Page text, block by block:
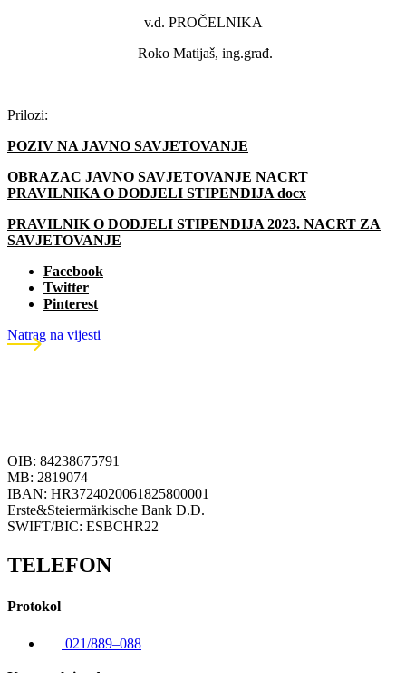
v.d. PROČELNIKA
Roko Matijaš, ing.građ.
Prilozi:
POZIV NA JAVNO SAVJETOVANJE
OBRAZAC JAVNO SAVJETOVANJE NACRT
PRAVILNIKA O DODJELI STIPENDIJA docx
PRAVILNIK O DODJELI STIPENDIJA 2023. NACRT ZA
SAVJETOVANJE
Facebook
Twitter
Pinterest
Natrag na vijesti
OIB: 84238675791
MB: 2819074
IBAN: HR3724020061825800001
Erste&Steiermärkische Bank D.D.
SWIFT/BIC: ESBCHR22
TELEFON
Protokol
021/889–088